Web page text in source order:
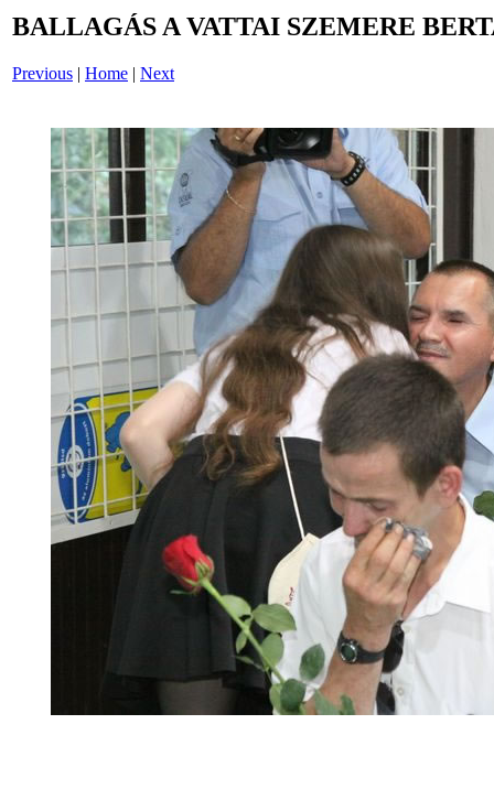
BALLAGÁS A VATTAI SZEMERE
Previous | Home | Next